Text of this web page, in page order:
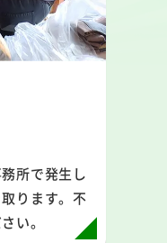
所で発生し
ります。不
い。